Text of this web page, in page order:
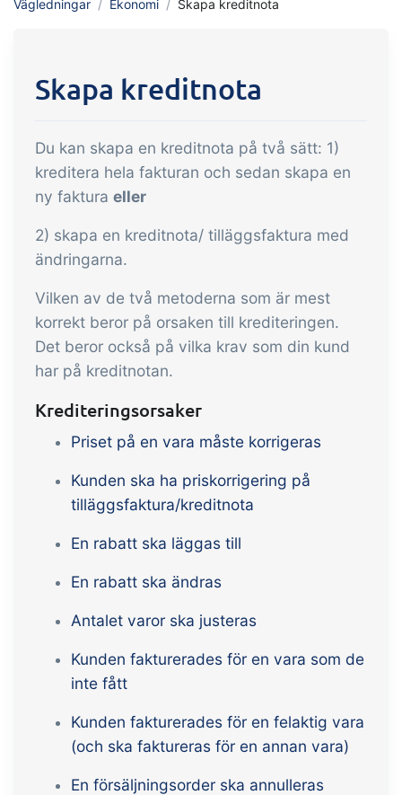
Automatisera de många uppgifter som
Spårbarhet &
Kvalitetshantering
automatiserad kvalitetshantering
Certifikat & Hållbarhet
Vi gör det enkelt att driva ett hållbart
och certifierat livsmedelsföretag
B2B Commerce kan fungera som en
säljarportal, leverantörsportal eller
B2B-webbshop för dina kunder
Uppgifter & Kontroller
Få mottagningskontroll,
kontrollpunkter integrerade i din
orderhantering – helt digitalt
Power Pack
Skapa din egen uppsättning av
dokument och etiketter, sidvisningar,
dashboard!
Tillägg
Connect
Connect erbjuder många alternativ för
Vägledningar Ekonomi Skapa kreditnota
Skapa kreditnota
Du kan skapa en kreditnota på två sätt: 1)
kreditera hela fakturan och sedan skapa en
ny faktura eller
2) skapa en kreditnota/ tilläggsfaktura med
ändringarna.
Vilken av de två metoderna som är mest
korrekt beror på orsaken till krediteringen.
Det beror också på vilka krav som din kund
har på kreditnotan.
Krediteringsorsaker
Priset på en vara måste korrigeras
Kunden ska ha priskorrigering på
tilläggsfaktura/kreditnota
En rabatt ska läggas till
En rabatt ska ändras
Antalet varor ska justeras
Kunden fakturerades för en vara som de
inte fått
Kunden fakturerades för en felaktig vara
(och ska faktureras för en annan vara)
En försäljningsorder ska annulleras